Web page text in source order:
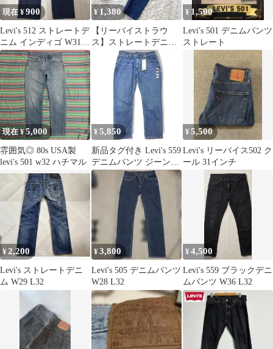
現在 ¥900
Levi's 512 ストレートデ
ニム インディゴ W31
L34
¥ 1,380
【リーバイストラウ
ス】ストレートデニム
パンツ 31x32 インディ
ゴブルー541
¥ 1,500
Levi's 501 デニムパンツ
ストレート
現在 ¥5,000
雰囲気◎ 80s USA製
levi's 501 w32 ハチマル
¥ 5,850
新品タグ付き Levi's 559
デニムパンツ ジーンズ
W36 L30 XL
¥5,500
Levi's リーバイス502 ク
ール 31インチ
¥2,200
Levi's ストレートデニ
ム W29 L32
¥3,800
Levi's 505 デニムパンツ
W28 L32
¥4,500
Levi's 559 ブラックデニ
ムパンツ W36 L32